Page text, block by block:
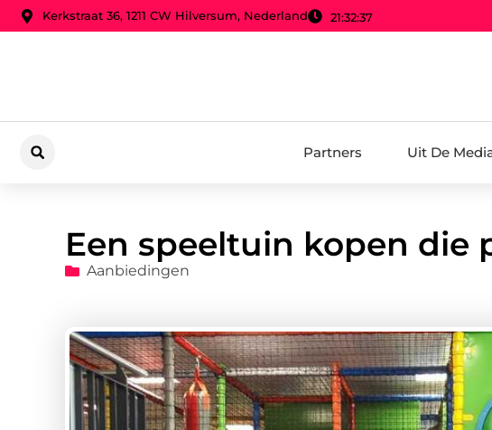
Kerkstraat 36, 1211 CW Hilversum, Nederland 21:32:38
Partners Uit De
Een speeltuin kopen die
Aanbiedingen